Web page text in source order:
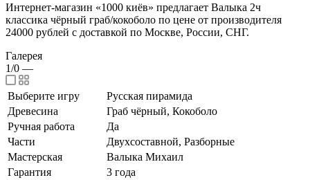
Интернет-магазин «1000 киёв» предлагает Валыка 2ч
классика чёрный граб/кокоболо по цене от производителя
24000 рублей с доставкой по Москве, России, СНГ.
Галерея
1/0 —
Выберите игру
Русская пирамида
Древесина
Граб чёрный, Кокоболо
Ручная работа
Да
Части
Двухсоставной, Разборные
Мастерская
Валыка Михаил
Гарантия
3 года